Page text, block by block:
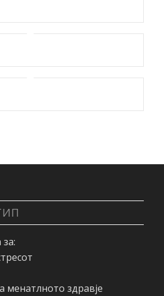
менатлното здравје